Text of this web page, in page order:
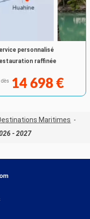
personnalisé
raffinée
dès 14 698 €
Maritimes
- 2027